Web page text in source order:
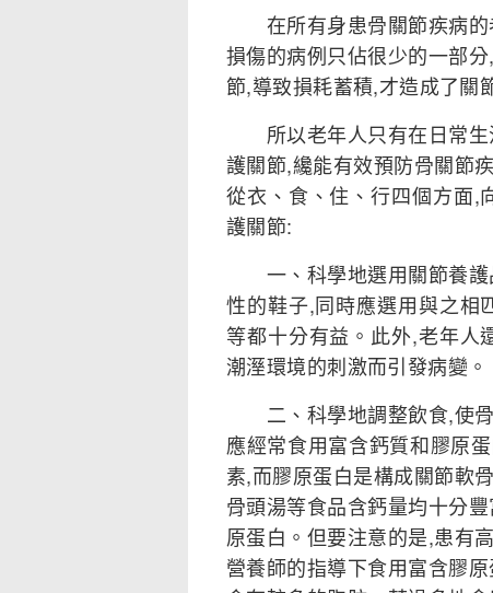
在所有身患骨關節疾病的
損傷的病例只佔很少的一部
節,導致損耗蓄積,才造成了關
所以老年人只有在日常生
護關節,纔能有效預防骨關節
從衣、食、住、行四個方面,
護關節:
一、科學地選用關節養護
性的鞋子,同時應選用與之相
等都十分有益。此外,老年人
潮溼環境的刺激而引發病變。
二、科學地調整飲食,使骨
應經常食用富含鈣質和膠原
素,而膠原蛋白是構成關節軟
骨頭湯等食品含鈣量均十分
原蛋白。但要注意的是,患有
營養師的指導下食用富含膠